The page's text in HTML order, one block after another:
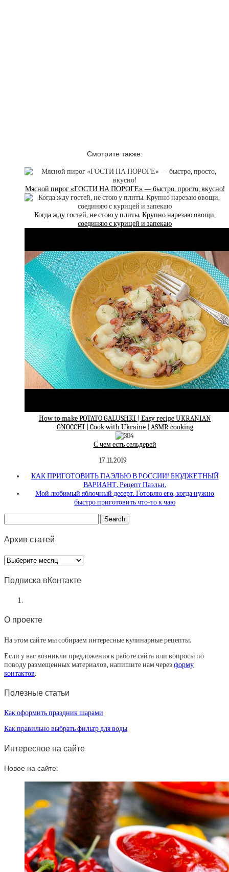
Смотрите также:
Мясной пирог «ГОСТИ НА ПОРОГЕ» — быстро, просто, вкусно!
Когда жду гостей, не стою у плиты. Крупно нарезаю овощи,
соединяю с курицей и запекаю
How to make POTATO GALUSHKI | Easy recipe UKRANIAN
GNOCCHI | Cook with Ukraine | ASMR cooking
С чем есть сельдерей
17.11.2019
КАК ПРИГОТОВИТЬ ПАЭЛЬЮ В РОССИИ! БЮДЖЕТНЫЙ
ВАРИАНТ. Рецепт Паэльи.
Мой любимый яблочный десерт. Готовлю его, когда нужно
быстро приготовить что-то к чаю
Архив статей
Архив
статей
Подписка вКонтакте
О проекте
На этом сайте мы собираем интересные кулинарные рецепты.
Если у вас возникли предложения к работе сайта или вопросы по
поводу размещенных материалов, напишите нам через форму
контактов.
Полезные статьи
Как оформить праздник шарами
Как правильно выбрать фильтр для воды
Интересное на сайте
Новое на сайте: